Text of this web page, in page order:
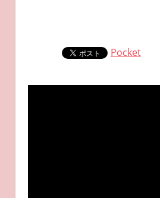
Pocket